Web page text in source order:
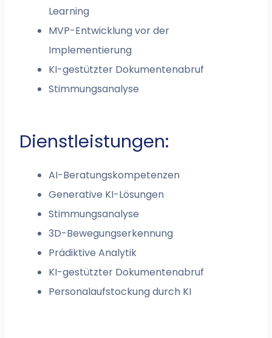
Learning
MVP-Entwicklung vor der
Implementierung
KI-gestützter Dokumentenabruf
Stimmungsanalyse
Dienstleistungen:
AI-Beratungskompetenzen
Generative KI-Lösungen
Stimmungsanalyse
3D-Bewegungserkennung
Prädiktive Analytik
KI-gestützter Dokumentenabruf
Personalaufstockung durch KI